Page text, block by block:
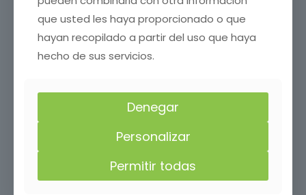
en calles, aceras, parques o plazas. Coordinamos permisos si
es necesario y señalizamos la zona para evitar riesgos a
viandantes o vehículos.
¿Necesitas talar un árbol en Torrente de Cinca , Huesca con
los mejores precios en tala de árboles, llámanos y solicita tu
presupuesto gratis sin compromiso.
Retirada de árboles de
emergencia en Torrente de
Cinca , Huesca
que usted les haya proporcionado o que
hayan recopilado a partir del uso que haya
hecho de sus servicios.
Denegar
Personalizar
Permitir todas